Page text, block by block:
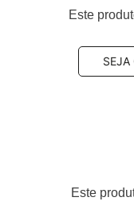
99135193900,
, sendo uma
Este
SEJA
Este